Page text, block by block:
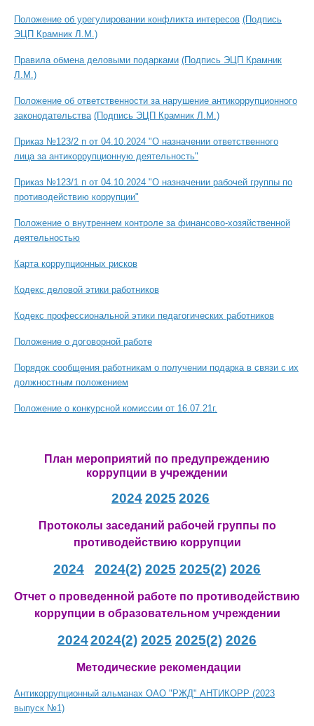
Положение об урегулировании конфликта интересов (Подпись
ЭЦП Крамник Л.М.)
Правила обмена деловыми подарками (Подпись ЭЦП Крамник
Л.М.)
Положение об ответственности за нарушение антикоррупционного
законодательства (Подпись ЭЦП Крамник Л.М.)
Приказ №123/2 п от 04.10.2024 "О назначении ответственного
лица за антикоррупционную деятельность"
Приказ №123/1 п от 04.10.2024 "О назначении рабочей группы по
противодействию коррупции"
Положение о внутреннем контроле за финансово-хозяйственной
деятельностью
Карта коррупционных рисков
Кодекс деловой этики работников
Кодекс профессиональной этики педагогических работников
Положение о договорной работе
Порядок сообщения работникам о получении подарка в связи с их
должностным положением
Положение о конкурсной комиссии от 16.07.21г.
План мероприятий по предупреждению
коррупции в учреждении
20242025 2026
Протоколы заседаний рабочей группы по
противодействию коррупции
2024 2024(2) 2025 2025(2) 2026
Отчет о проведенной работе по противодействию
коррупции в образовательном учреждении
20242024(2) 2025 2025(2) 2026
Методические рекомендации
Антикоррупционный альманах ОАО "РЖД" АНТИКОРР (2023
выпуск №1)